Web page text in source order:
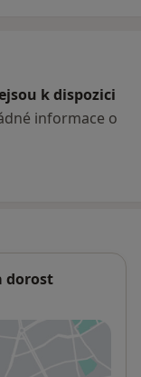
k dispozici
informace o
dorost
nové záložce